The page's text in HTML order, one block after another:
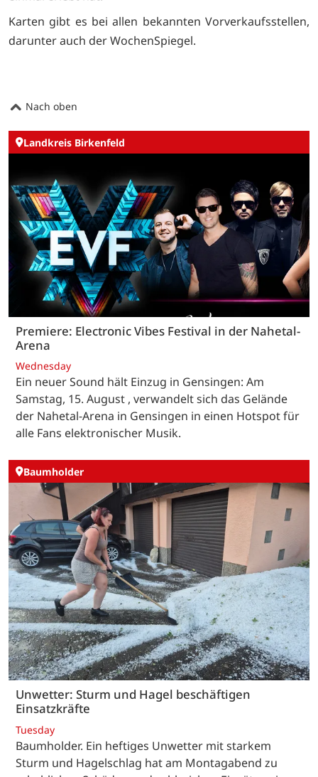
Karten gibt es bei allen bekannten Vorverkaufsstellen,
darunter auch der WochenSpiegel.
Nach oben
Landkreis Birkenfeld
Premiere: Electronic Vibes Festival in der Nahetal-
Arena
Wednesday
Ein neuer Sound hält Einzug in Gensingen: Am
Samstag, 15. August , verwandelt sich das Gelände
der Nahetal-Arena in Gensingen in einen Hotspot für
alle Fans elektronischer Musik.
Baumholder
Unwetter: Sturm und Hagel beschäftigen
Einsatzkräfte
Tuesday
Baumholder. Ein heftiges Unwetter mit starkem
Sturm und Hagelschlag hat am Montagabend zu